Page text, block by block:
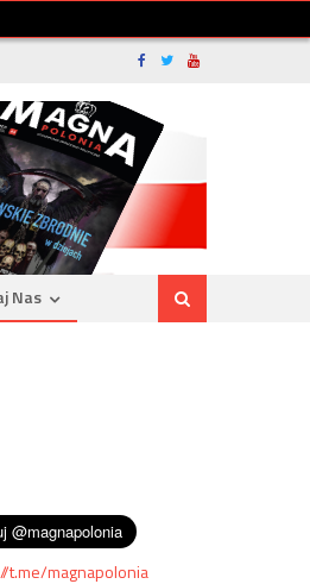
Nas
t.me/magnapolonia